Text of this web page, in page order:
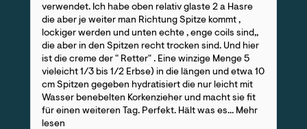
verwendet. Ich habe oben relativ glaste 2 a Hasre
die aber je weiter man Richtung Spitze kommt ,
lockiger werden und unten echte , enge coils sind,,
die aber in den Spitzen recht trocken sind. Und hier
ist die creme der " Retter" . Eine winzige Menge 5
vieleicht 1/3 bis 1/2 Erbse) in die längen und etwa 10
cm Spitzen gegeben hydratisiert die nur leicht mit
Wasser benebelten Korkenzieher und macht sie fit
für einen weiteren Tag. Perfekt. Hält was es... Mehr
lesen